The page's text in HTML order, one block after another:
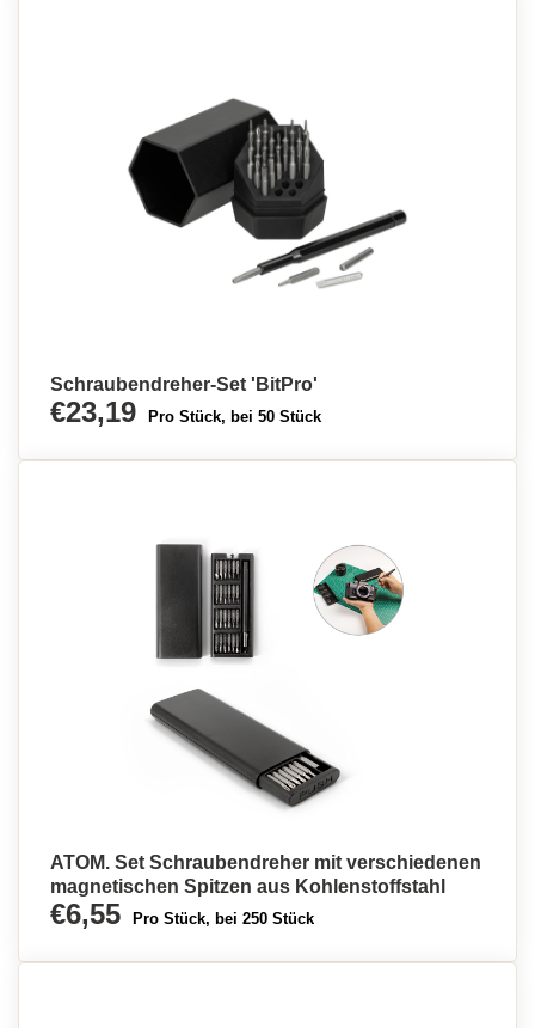
Schraubendreher-Set 'BitPro'
€23,19 Pro Stück, bei 50 Stück
ATOM. Set Schraubendreher mit verschiedenen
magnetischen Spitzen aus Kohlenstoffstahl
€6,55 Pro Stück, bei 250 Stück